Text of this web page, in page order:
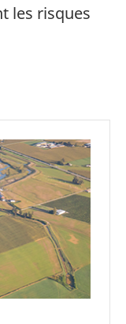
les risques